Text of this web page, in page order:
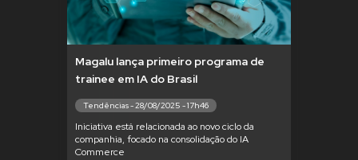
Magalu lança primeiro programa de
trainee em IA do Brasil
Tendências - 28/08/2025 - 17h46
Iniciativa está relacionada ao novo ciclo da
companhia, focado na consolidação do IA
Commerce